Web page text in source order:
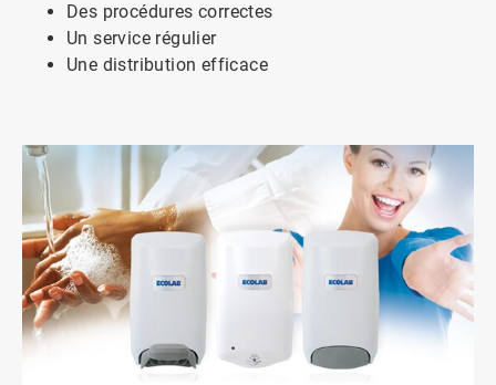
Des procédures correctes
Un service régulier
Une distribution efficace